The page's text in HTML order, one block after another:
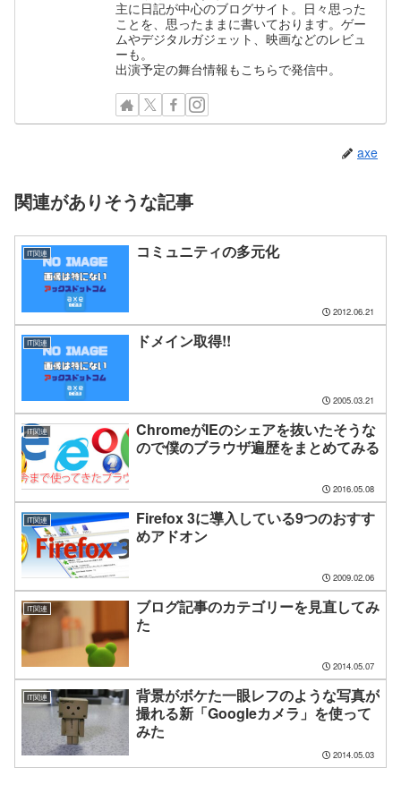
主に日記が中心のブログサイト。日々思った
ことを、思ったままに書いております。ゲー
ムやデジタルガジェット、映画などのレビュ
ーも。
出演予定の舞台情報もこちらで発信中。
axe
関連がありそうな記事
IT関連 コミュニティの多元化
2012.06.21
IT関連 ドメイン取得!!
2005.03.21
IT関連
ChromeがIEのシェアを抜いたそうな
ので僕のブラウザ遍歴をまとめてみる
2016.05.08
IT関連
Firefox 3に導入している9つのおすす
めアドオン
2009.02.06
IT関連
ブログ記事のカテゴリーを見直してみ
た
2014.05.07
IT関連
背景がボケた一眼レフのような写真が
撮れる新「Googleカメラ」を使って
みた
2014.05.03